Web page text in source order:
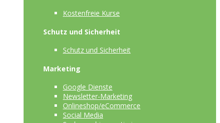
Kostenfreie Kurse
Schutz und Sicherheit
Schutz und Sicherheit
Marketing
Google Dienste
Newsletter-Marketing
Onlineshop/eCommerce
Social Media